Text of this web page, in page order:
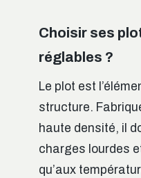
Choisir ses
réglables ?
Le plot est
structure.
haute densité, il
charges lourdes
qu’aux